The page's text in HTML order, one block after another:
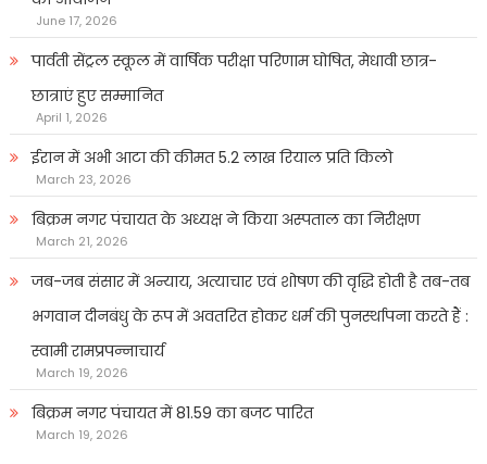
June 17, 2026
पार्वती सेंट्रल स्कूल में वार्षिक परीक्षा परिणाम घोषित, मेधावी छात्र-
छात्राएं हुए सम्मानित
April 1, 2026
ईरान में अभी आटा की कीमत 5.2 लाख रियाल प्रति किलो
March 23, 2026
बिक्रम नगर पंचायत के अध्यक्ष ने किया अस्पताल का निरीक्षण
March 21, 2026
जब-जब संसार में अन्याय, अत्याचार एवं शोषण की वृद्धि होती है तब-तब
भगवान दीनबंधु के रूप में अवतरित होकर धर्म की पुनर्स्थापना करते हैं :
स्वामी रामप्रपन्नाचार्य
March 19, 2026
बिक्रम नगर पंचायत में 81.59 का बजट पारित
March 19, 2026